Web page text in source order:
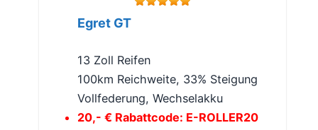
Egret GT
13 Zoll Reifen
100km Reichweite, 33% Steigung
Vollfederung, Wechselakku
20,- € Rabattcode: E-ROLLER20